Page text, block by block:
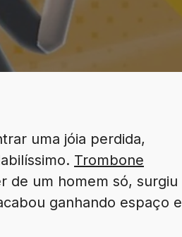
uma jóia perdida,
Trombone
de um homem só, surgiu
ganhando espaço e